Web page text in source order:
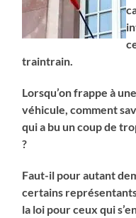
traintrain.
Lorsqu’on frappe à
véhicule, comment
qui a bu un coup de
?
Faut-il pour autant
certains
la loi pour ceux qui